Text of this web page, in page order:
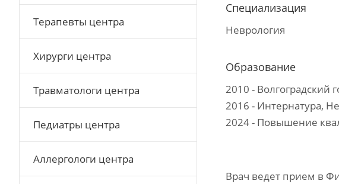
Специализация
Неврология
Образование
2010 - Волгоградский
2016 - Интернатура,
2024 - Повышение
Врач ведет прием в
Терапевты центра
Хирурги центра
Травматологи центра
Педиатры центра
Аллергологи центра